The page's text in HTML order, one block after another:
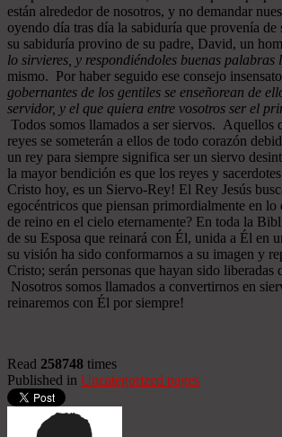
están alrededor de nosotros, y no demandar
oyendo día tras día la sabiduría que provenía
su sabiduría provino de su padre, David, un
lo sirvieres, y respondiéndoles buenas
mismo. Por haber seguido ese consejo
gobernantes de los gentiles se enseñorean de
servidor, y el que quiera entre vosotros ser el
Todos somos llamados a ser siervos. Aquellos
reyes se someterán a ellos de todo corazón
un rey para siempre significa ser un siervo
la mayor bendición es que los reyes y
Cristo hoy, es un Siervo-Rey! El Rey Jesús
egocéntricos que piensan primordialmente en
de reino en el cielo eternamente? En toda la
de su Esposa que reinará con Él, unida a Él en
su visión ha sido conformarnos a su imagen y
Cristo; serán personas que hayan sido
Nosotros somos llamados a convertirnos en
reinaremos con Él por siempre!
Read 258748 times
Published in Uncategorized pages